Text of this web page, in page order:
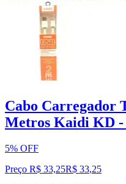
Cabo Carregador
Metros Kaidi KD -
5% OFF
Preço R$ 33,25R$ 33,25